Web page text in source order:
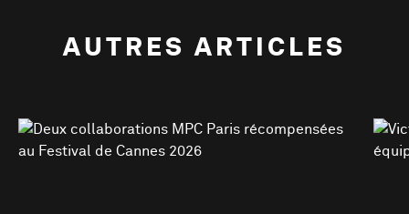
AUTRES ARTICLES